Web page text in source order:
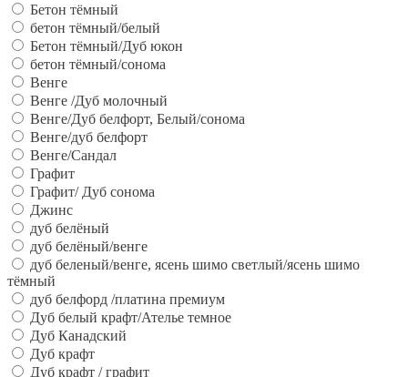
Бетон тёмный
бетон тёмный/белый
Бетон тёмный/Дуб юкон
бетон тёмный/сонома
Венге
Венге /Дуб молочный
Венге/Дуб белфорт, Белый/сонома
Венге/дуб белфорт
Венге/Сандал
Графит
Графит/ Дуб сонома
Джинс
дуб белёный
дуб белёный/венге
дуб беленый/венге, ясень шимо светлый/ясень шимо
тёмный
дуб белфорд /платина премиум
Дуб белый крафт/Ателье темное
Дуб Канадский
Дуб крафт
Дуб крафт / графит